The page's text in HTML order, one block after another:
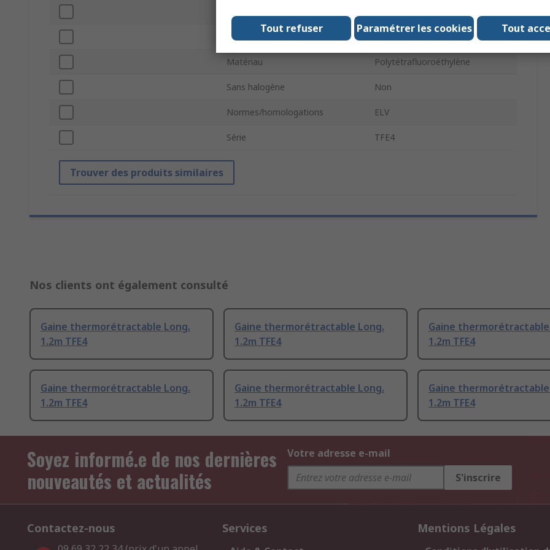
Longueur de gaine
Matériau Polytétrafluoroéthylène
Sans halogène Non
Normes/homologations ELV
Série TFE4
Trouver des produits similaires
Nos clients ont également consulté
Gaine thermorétractable Long.
1.2m TFE4
Gaine thermorétractable Long.
1.2m TFE4
Gaine
1.2m TFE4
Gaine thermorétractable Long.
1.2m TFE4
Gaine thermorétractable Long.
1.2m TFE4
Gaine
1.2m TFE4
Soyez informé.e de nos dernières
nouveautés et actualités
Votre adresse e-mail
S'inscrire
Contactez-nous Services Mentions Légales
Tout
Paramétrer les cookies
Tout refuser